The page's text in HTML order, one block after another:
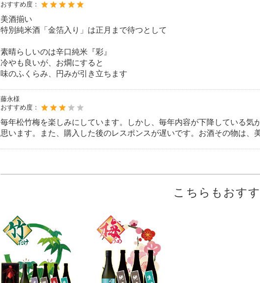
おすすめ度：
美酒揃い
特別純米酒「金箔入り」は正月まで待つとして
素晴らしいのは辛口純米『彩』
冷やも良いが、お燗にすると
味のふくらみ、円みが引き立ちます
藤永様
おすすめ度：
毎年松竹梅を楽しみにしています。しかし、毎年内容が下降している気
思います。また、購入した後のレスポンスが遅いです。お酒その物は、
こちらもおす